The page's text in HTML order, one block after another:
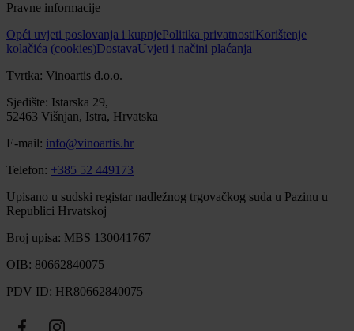
Pravne informacije
Opći uvjeti poslovanja i kupnjePolitika privatnostiKorištenje
kolačića (cookies)DostavaUvjeti i načini plaćanja
Tvrtka: Vinoartis d.o.o.
Sjedište: Istarska 29,
52463 Višnjan, Istra, Hrvatska
E-mail: info@vinoartis.hr
Telefon: +385 52 449173
Upisano u sudski registar nadležnog trgovačkog suda u Pazinu u
Republici Hrvatskoj
Broj upisa: MBS 130041767
OIB: 80662840075
PDV ID: HR80662840075